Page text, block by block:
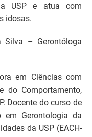
USP e atua com
idosas.
– Gerontóloga
em Ciências com
do Comportamento,
Docente do curso de
em Gerontologia da
da USP (EACH-